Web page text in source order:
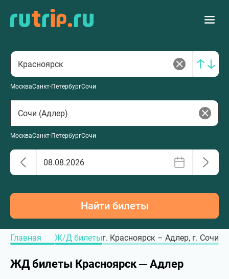
МоскваСанкт-ПетербургСочи
МоскваСанкт-ПетербургСочи
Найти билеты
Главная Ж/Д билетыг. Красноярск – Адлер, г. Сочи
ЖД билеты Красноярск ─ Адлер